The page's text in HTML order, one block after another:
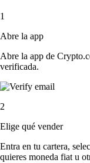
1
Abre la app
Abre la app de
verificada.
2
Elige qué vender
Entra en tu cartera,
quieres moneda fiat u